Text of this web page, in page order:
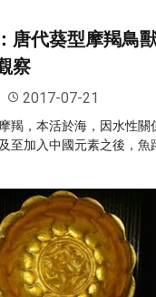
唐代葵型摩羯鳥
察
2017-07-21
羯，本活於海，因水性關
至加入中國元素之後，魚